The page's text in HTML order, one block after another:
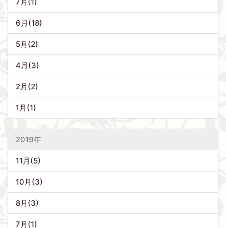
6月(18)
5月(2)
4月(3)
2月(2)
1月(1)
2019年
11月(5)
10月(3)
8月(3)
7月(1)